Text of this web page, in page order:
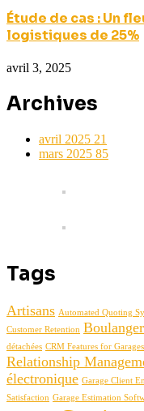
Étude de cas : Un
logistiques de 25%
avril 3, 2025
Archives
avril 2025 21
mars 2025 85
Tags
Artisans Automated Quoting
Customer Retention
détachées CRM Features for Garages
Relationship
électronique Garage Client
Satisfaction Garage Estimation